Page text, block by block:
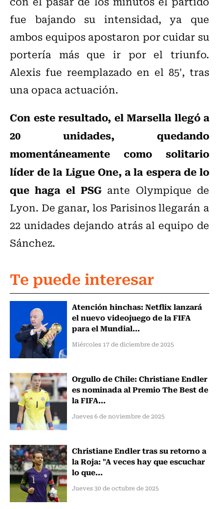
fue bajando su intensidad, ya que
ambos equipos apostaron por cuidar su
portería más que ir por el triunfo.
Alexis fue reemplazado en el 85', tras
una opaca actuación.
Con este resultado, el Marsella llegó a
20 unidades, quedando
momentáneamente como solitario
líder de la Ligue One, a la espera de lo
que haga el PSG ante Olympique de
Lyon. De ganar, los Parisinos llegarán a
22 unidades dejando atrás al equipo de
Sánchez.
Te puede interesar
Atención hinchas: Netflix lanzará
el nuevo videojuego de la FIFA
para el Mundial...
Miércoles 17 de diciembre de 2025
Orgullo de Chile: Christiane Endler
es nominada al Premio The Best de
la FIFA...
Jueves 6 de noviembre de 2025
Christiane Endler tras su retorno a
la Roja: "A veces hay que escuchar
lo que...
Jueves 30 de octubre de 2025